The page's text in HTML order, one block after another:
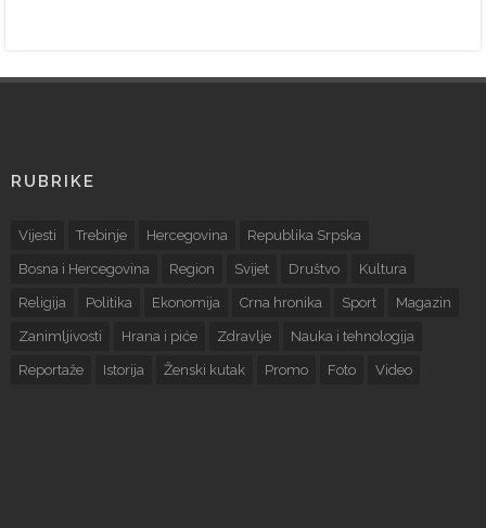
RUBRIKE
Vijesti Trebinje Hercegovina Republika Srpska
Bosna i Hercegovina Region Svijet Društvo Kultura
Religija Politika Ekonomija Crna hronika Sport Magazin
Zanimljivosti Hrana i piće Zdravlje Nauka i tehnologija
Reportaže Istorija Ženski kutak Promo Foto Video